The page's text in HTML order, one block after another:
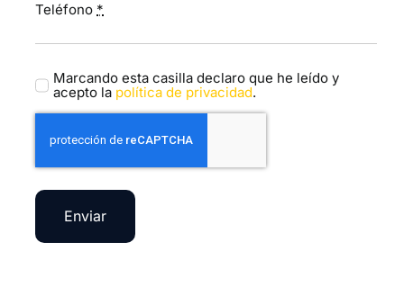
Teléfono *
Marcando esta casilla declaro que he leído y
acepto la política de privacidad.
Enviar